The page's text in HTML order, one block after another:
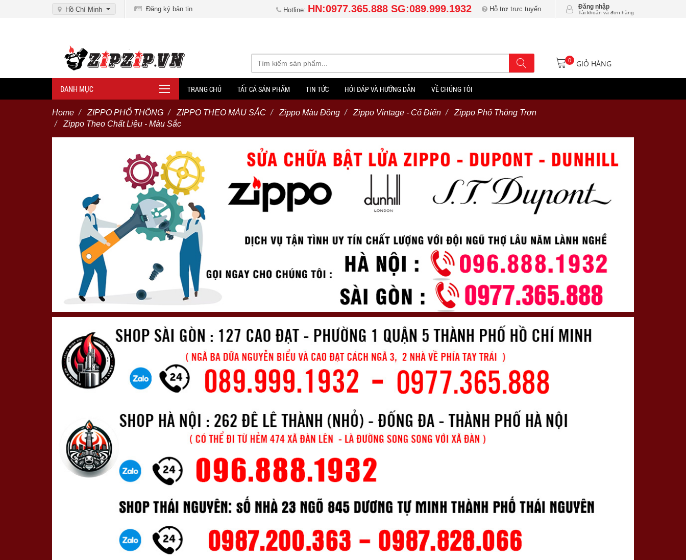
Hồ Chí Minh Đăng ký bản tin Hotline: HN:0977.365.888 SG:089.999.1932 Hỗ trợ trực tuyến Đăng nhập
Tài khoản và đơn hàng
0 GIỎ HÀNG
DANH MỤC TRANG CHỦ TẤT CẢ SẢN PHẨM TIN TỨC HỎI ĐÁP VÀ HƯỚNG DẪN VỀ CHÚNG TÔI
Home ZIPPO PHỔ THÔNG ZIPPO THEO MÀU SẮC Zippo Màu Đồng Zippo Vintage - Cổ Điển
Zippo Phổ Thông Trơn
Zippo Theo Chất Liệu - Màu Sắc